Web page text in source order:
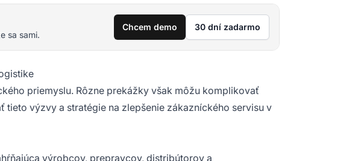
sa sami.
Chcem demo 30 dní zadarmo
priemyslu. Rôzne prekážky však môžu komplikovať
tieto výzvy a stratégie na zlepšenie zákazníckého servisu v
výrobcov, prepravcov, distribútorov a